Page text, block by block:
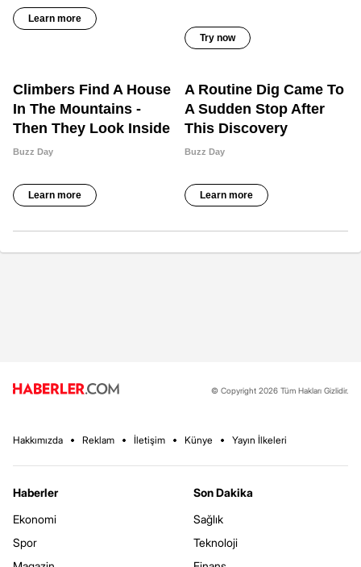
© Copyright 2026 Tüm Hakları Gizlidir.
Hakkımızda Reklam İletişim Künye Yayın İlkeleri
Haberler
Ekonomi
Spor
Son Dakika
Sağlık
Teknoloji